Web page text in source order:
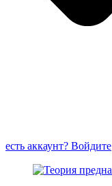
есть аккаунт? Войдите